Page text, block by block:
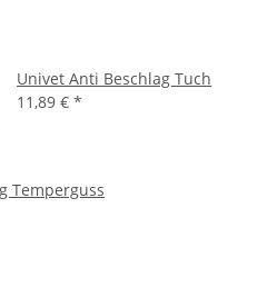
Univet Anti Beschlag Tuch
11,89 € *